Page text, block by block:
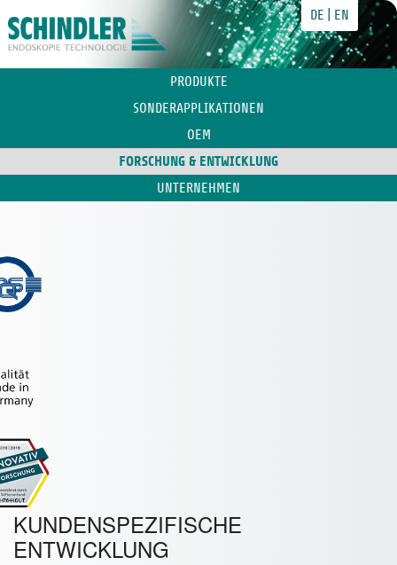
DE EN
PRODUKTE
SONDERAPPLIKATIONEN
OEM
FORSCHUNG & ENTWICKLUNG
UNTERNEHMEN
KUNDENSPEZIFISCHE
ENTWICKLUNG